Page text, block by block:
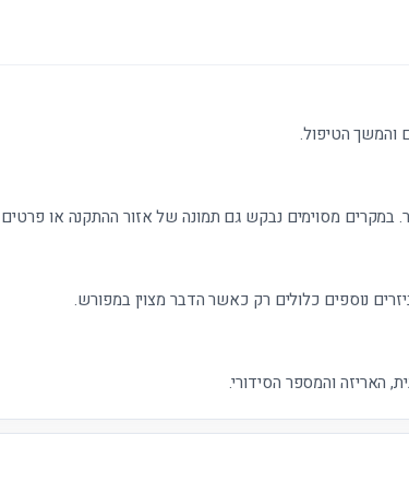
והמשך הטיפול.
במקרים מסוימים נבקש גם תמונה של אזור ההתקנה או פרטים
נוספים כלולים רק כאשר הדבר מצוין במפורש.
האריזה והמספר הסידורי.